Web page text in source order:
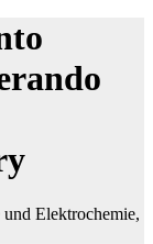
Elektrochemie,